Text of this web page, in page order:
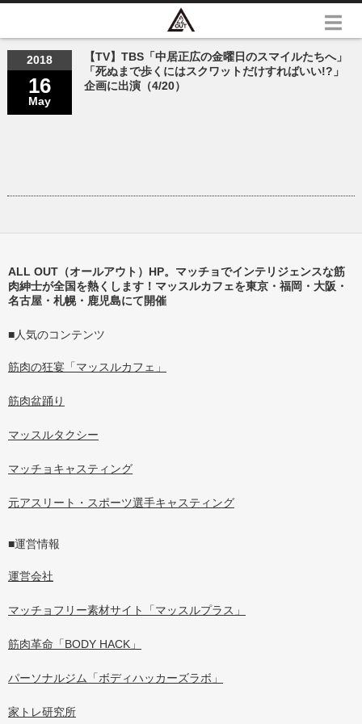
2018
16
May
【TV】TBS「中居正広の金曜日のスマイルたちへ」
「死ぬまで歩くにはスクワットだけすればいい!?」
企画に出演（4/20）
ALL OUT（オールアウト）HP。マッチョでインテリジェンスな筋
肉紳士が全国を熱くします！マッスルカフェを東京・福岡・大阪・
名古屋・札幌・鹿児島にて開催
■人気のコンテンツ
筋肉の狂宴「マッスルカフェ」
筋肉盆踊り
マッスルタクシー
マッチョキャスティング
元アスリート・スポーツ選手キャスティング
■運営情報
運営会社
マッチョフリー素材サイト「マッスルプラス」
筋肉革命「BODY HACK」
パーソナルジム「ボディハッカーズラボ」
家トレ研究所